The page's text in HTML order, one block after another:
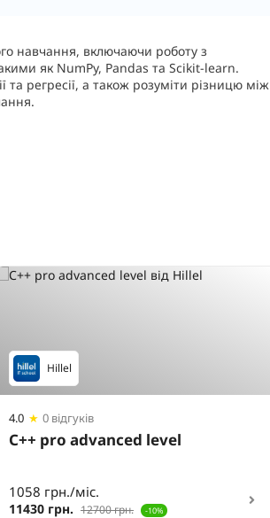
навчання, включаючи роботу з
як NumPy, Pandas та Scikit-learn.
та регресії, а також розуміти різницю між
Hillel
4.0 ★ 0 відгуків
С++ pro advanced level
1058 грн./міс.
11430 грн. 12700 грн. -10%